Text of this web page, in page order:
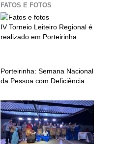
FATOS E FOTOS
IV Torneio Leiteiro Regional é
realizado em Porteirinha
Porteirinha: Semana Nacional
da Pessoa com Deficiência